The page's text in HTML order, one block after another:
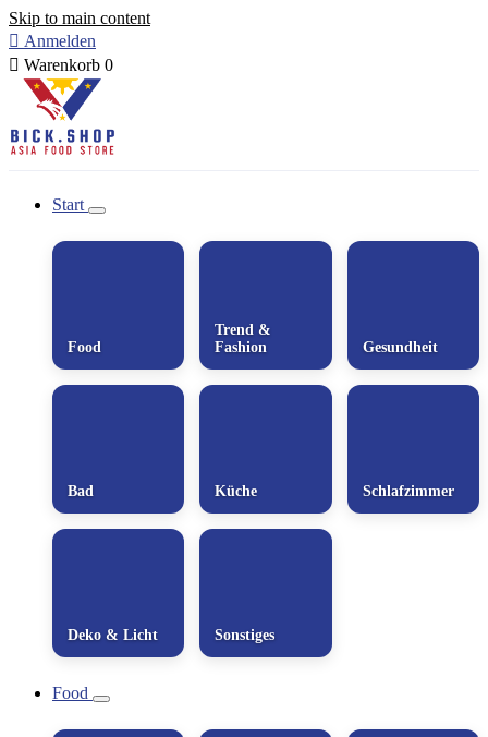
Skip to main content
 Anmelden
 Warenkorb 0
Start
Food
Trend &
Fashion
Gesundheit
Bad Küche Schlafzimmer
Deko & Licht Sonstiges
Food